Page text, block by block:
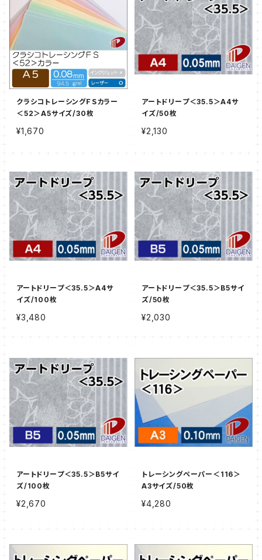
クラシコトレーシングＦＳカラー
＜52＞A5サイズ/30枚
¥1,670
アートドリープ＜35.5＞A4サ
イズ/50枚
¥2,130
アートドリープ＜35.5＞A4サ
イズ/100枚
¥3,480
アートドリープ＜35.5＞B5サイ
ズ/50枚
¥2,030
アートドリープ＜35.5＞B5サイ
ズ/100枚
¥2,670
トレーシングペーパー＜116＞
A3サイズ/50枚
¥4,280